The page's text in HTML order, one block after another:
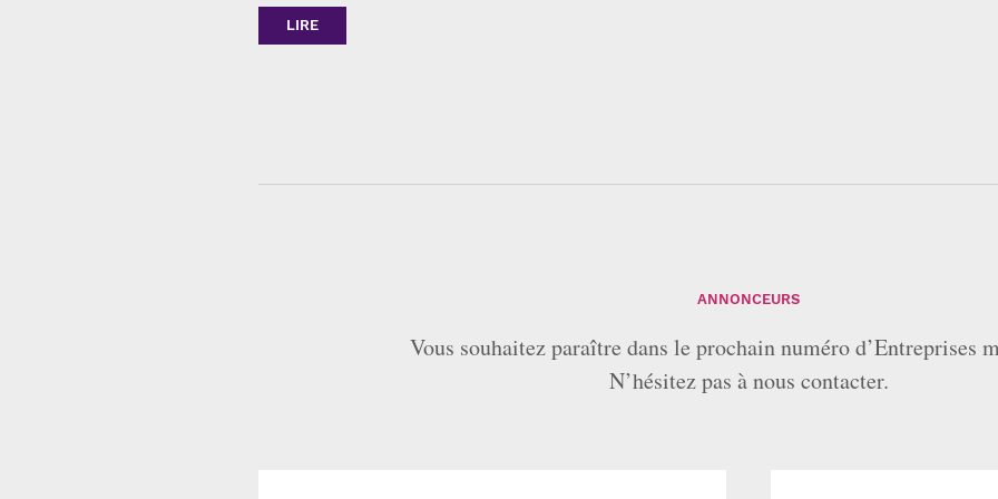
LIRE
ANNONCEURS
Vous souhaitez paraître dans le prochain numéro d’Entreprises
N’hésitez pas à nous contacter.